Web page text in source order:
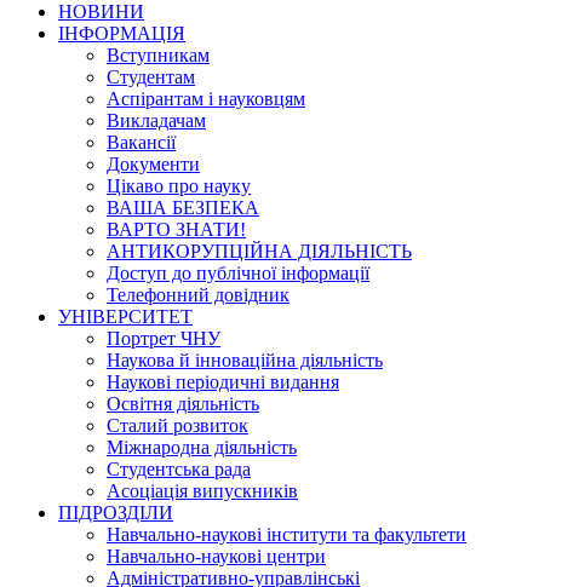
НОВИНИ
ІНФОРМАЦІЯ
Вступникам
Студентам
Аспірантам і науковцям
Викладачам
Вакансії
Документи
Цікаво про науку
ВАША БЕЗПЕКА
ВАРТО ЗНАТИ!
АНТИКОРУПЦІЙНА ДІЯЛЬНІСТЬ
Доступ до публічної інформації
Телефонний довідник
УНІВЕРСИТЕТ
Портрет ЧНУ
Наукова й інноваційна діяльність
Наукові періодичні видання
Освітня діяльність
Сталий розвиток
Міжнародна діяльність
Студентська рада
Асоціація випускників
ПІДРОЗДІЛИ
Навчально-наукові інститути та факультети
Навчально-наукові центри
Адміністративно-управлінські